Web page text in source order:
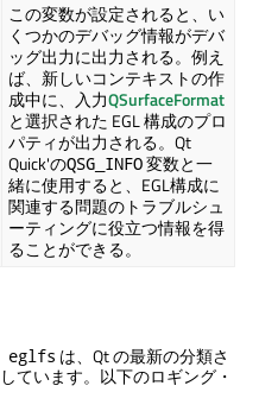
この変数が設定されると、い
くつかのデバッグ情報がデバ
ッグ出力に出力される。例え
ば、新しいコンテキストの作
成中に、入力QSurfaceFormat
と選択された EGL 構成のプロ
パティが出力される。 Qt
Quick'のQSG_INFO変数と一
緒に使用すると、EGL構成に
関連する問題のトラブルシュ
ーティングに役立つ情報を得
ることができる。
eglfs は、Qt の最新の分類さ
ています。以下のロギング・